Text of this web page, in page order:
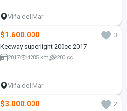
Viña del Mar
$1.600.000
3
Keeway superlight 200cc 2017
2017 4285 km 200 cc
Viña del Mar
$3.000.000
2